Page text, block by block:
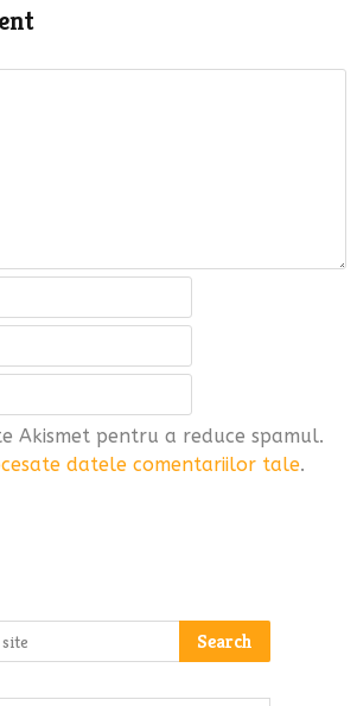
Akismet pentru a reduce spamul.
datele comentariilor tale.
Search